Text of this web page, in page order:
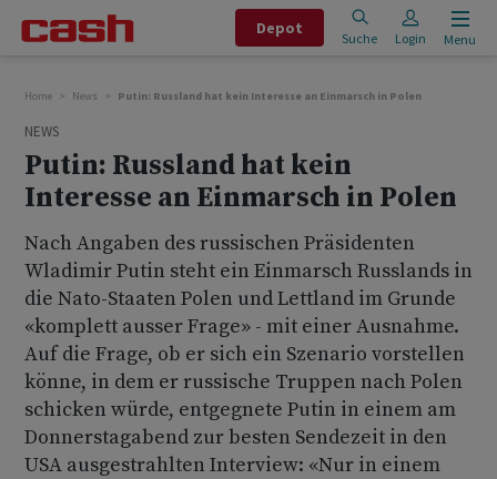
Depot
Suche Login Menu
Home News Putin: Russland hat kein Interesse an Einmarsch in Polen
NEWS
Putin: Russland hat kein
Interesse an Einmarsch in Polen
Nach Angaben des russischen Präsidenten
Wladimir Putin steht ein Einmarsch Russlands in
die Nato-Staaten Polen und Lettland im Grunde
«komplett ausser Frage» - mit einer Ausnahme.
Auf die Frage, ob er sich ein Szenario vorstellen
könne, in dem er russische Truppen nach Polen
schicken würde, entgegnete Putin in einem am
Donnerstagabend zur besten Sendezeit in den
USA ausgestrahlten Interview: «Nur in einem